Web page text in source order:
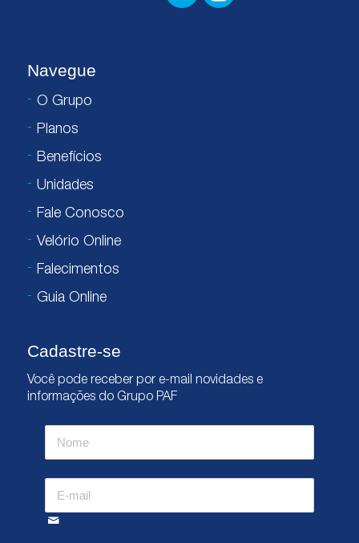
Navegue
O Grupo
Planos
Benefícios
Unidades
Fale Conosco
Velório Online
Falecimentos
Guia Online
Cadastre-se
Você pode receber por e-mail novidades e
informações do Grupo PAF